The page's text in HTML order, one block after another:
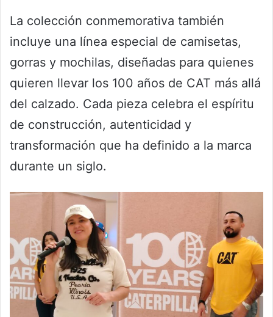
La colección conmemorativa también
incluye una línea especial de camisetas,
gorras y mochilas, diseñadas para quienes
quieren llevar los 100 años de CAT más allá
del calzado. Cada pieza celebra el espíritu
de construcción, autenticidad y
transformación que ha definido a la marca
durante un siglo.